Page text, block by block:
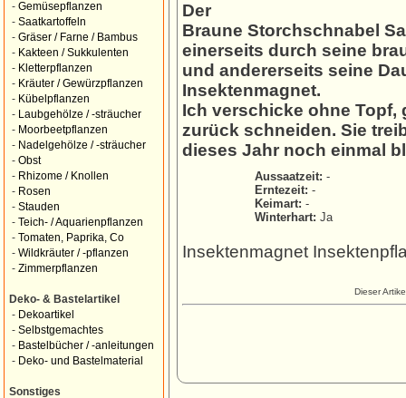
- Gemüsepflanzen
- Saatkartoffeln
- Gräser / Farne / Bambus
- Kakteen / Sukkulenten
- Kletterpflanzen
- Kräuter / Gewürzpflanzen
- Kübelpflanzen
-
Laubgehölze / -sträucher
- Moorbeetpflanzen
- Nadelgehölze / -sträucher
- Obst
- Rhizome / Knollen
- Rosen
- Stauden
- Teich- / Aquarienpflanzen
- Tomaten, Paprika, Co
- Wildkräuter / -pflanzen
- Zimmerpflanzen
Deko- & Bastelartikel
- Dekoartikel
- Selbstgemachtes
- Bastelbücher / -anleitungen
- Deko- und Bastelmaterial
Sonstiges
Der
Braune Storchschnabel
einerseits durch seine
und andererseits seine
Insektenmagnet.
Ich verschicke ohne Topf,
zurück schneiden. Sie
dieses Jahr noch einmal
Aussaatzeit: -
Erntezeit: -
Keimart: -
Winterhart: Ja
Insektenmagnet
Dieser